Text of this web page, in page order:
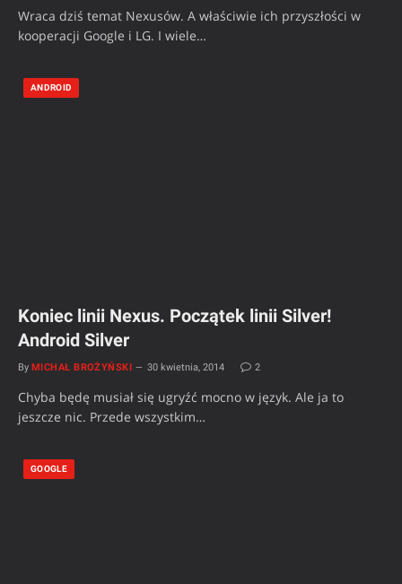
Wraca dziś temat Nexusów. A właściwie ich przyszłości w
kooperacji Google i LG. I wiele…
ANDROID
Koniec linii Nexus. Początek linii Silver!
Android Silver
By MICHAŁ BROŻYŃSKI 30 kwietnia, 2014 2
Chyba będę musiał się ugryźć mocno w język. Ale ja to
jeszcze nic. Przede wszystkim…
GOOGLE